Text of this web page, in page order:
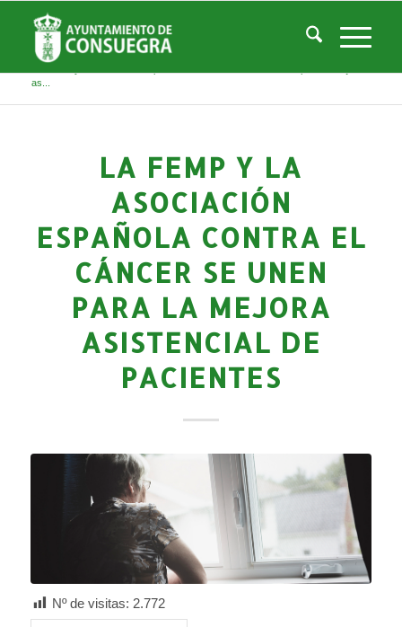
Noticias
Usted está aquí: Inicio / Noticias
Noticias-Actualidad
/
as...
LA FEMP Y LA
ASOCIACIÓN
ESPAÑOLA CONTRA EL
CÁNCER SE UNEN
PARA LA MEJORA
ASISTENCIAL DE
PACIENTES
Nº de visitas: 2.772